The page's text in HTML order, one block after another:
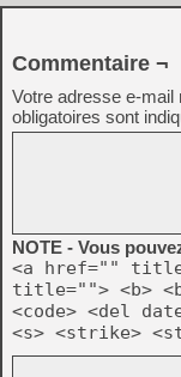
Commentaire ¬
Votre adresse e-mail
obligatoires sont
NOTE - Vous
<a href=""
title=""> <b>
<code> <del
<s> <strike>